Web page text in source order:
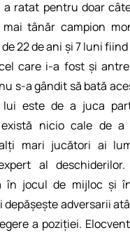
a ratat pentru doar
tânăr campion
22 de ani și 7 luni
care i-a fost și
s-a gândit să bată
lui este de a juca
nicio cale de a
mari jucători ai
al
în jocul de mijloc și
depășește adversarii
a poziției.